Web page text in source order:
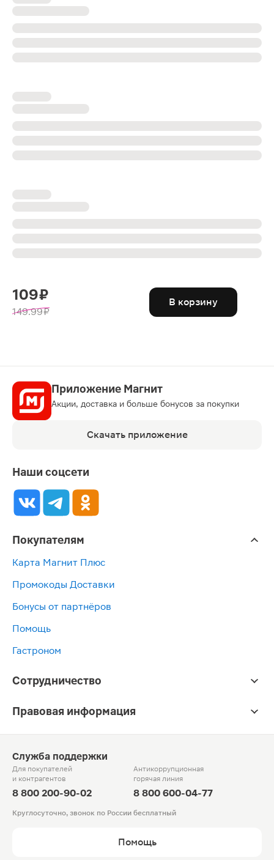
109 ₽
149.99 ₽
В корзину
Приложение Магнит
Акции, доставка и больше бонусов за покупки
Скачать приложение
Наши соцсети
Покупателям
Карта Магнит Плюс
Промокоды Доставки
Бонусы от партнёров
Помощь
Гастроном
Сотрудничество
Правовая информация
Служба поддержки
Для покупателей
и контрагентов
8 800 200-90-02
Антикоррупционная
горячая линия
8 800 600-04-77
Круглосуточно, звонок по России бесплатный
Помощь